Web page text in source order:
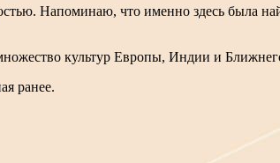
Напоминаю, что именно здесь была
культур Европы, Индии и
ранее.